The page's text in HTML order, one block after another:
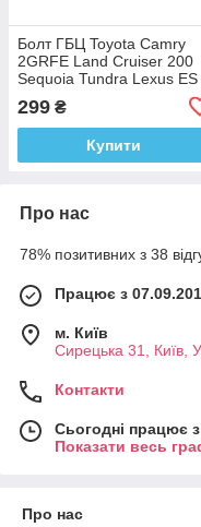
Болт ГБЦ Toyota Camry
2GRFE Land Cruiser 200
Sequoia Tundra Lexus ES
GS IS LS 460 LX 570 GX
460 NX RX
299 ₴
Купити
Про нас
78% позитивних з 38
Працює з
м. Київ
Сирецька 31, Київ,
Контакти
Сьогодні працює
Показати весь
Про нас